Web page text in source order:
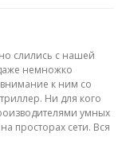
слились с нашей
немножко
к ним со
Ни для кого
умных
просторах сети. Вся